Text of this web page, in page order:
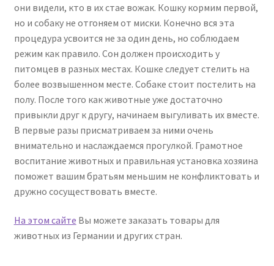
они видели, кто в их стае вожак. Кошку кормим первой,
но и собаку не отгоняем от миски. Конечно вся эта
процедура усвоится не за один день, но соблюдаем
режим как правило. Сон должен происходить у
питомцев в разных местах. Кошке следует стелить на
более возвышенном месте. Собаке стоит постелить на
полу. После того как животные уже достаточно
привыкли друг к другу, начинаем выгуливать их вместе.
В первые разы присматриваем за ними очень
внимательно и наслаждаемся прогулкой. Грамотное
воспитание животных и правильная установка хозяина
поможет вашим братьям меньшим не конфликтовать и
дружно сосуществовать вместе.
На этом сайте Вы можете заказать товары для
животных из Германии и других стран.